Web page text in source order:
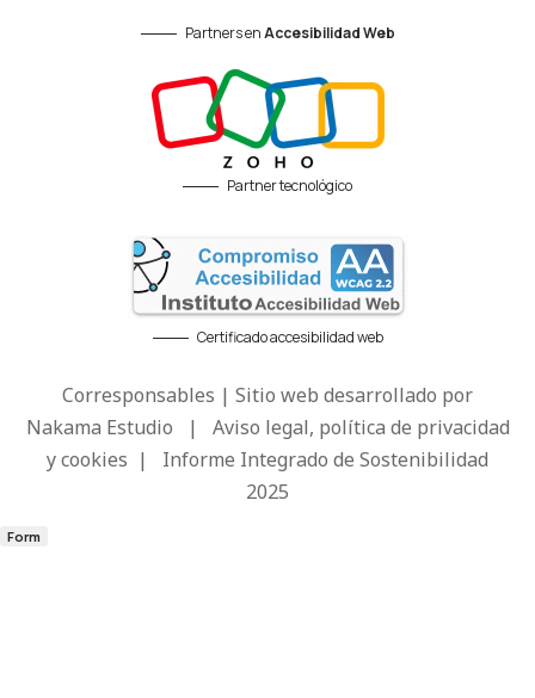
Partners enAccesibilidad Web
Partner tecnológico
Certificado accesibilidad web
Corresponsables | Sitio web desarrollado por
Nakama Estudio | Aviso legal, política de privacidad
y cookies | Informe Integrado de Sostenibilidad
2025
Form